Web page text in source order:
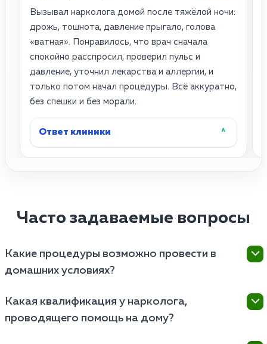
Вызывал нарколога домой после тяжёлой ночи:
дрожь, тошнота, давление прыгало, голова
«ватная». Понравилось, что врач сначала
спокойно расспросил, проверил пульс и
давление, уточнил лекарства и аллергии, и
только потом начал процедуры. Всё аккуратно,
без спешки и без морали.
Ответ клиники ˄
Часто задаваемые вопросы
Какие процедуры возможно провести в
домашних условиях?
процедур, таких как первичная консультация,
оценка состояния пациента, выдача рекомендаций,
Какая квалификация у нарколога,
проводящего помощь на дому?